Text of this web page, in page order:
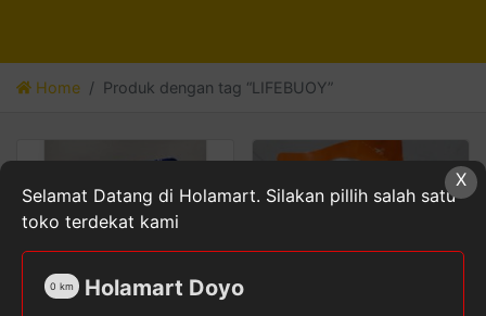
Home Produk dengan tag “LIFEBUOY”
X
Selamat Datang di Holamart. Silakan pillih salah satu
toko terdekat kami
Holamart Doyo
0 km